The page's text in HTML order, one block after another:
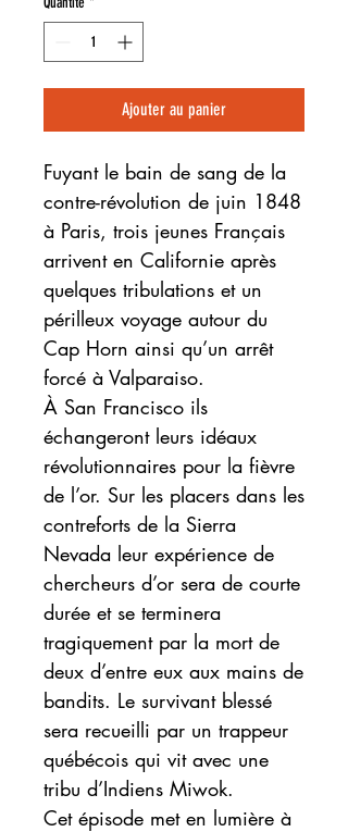
Ajouter au panier
Fuyant le bain de sang de la
contre-révolution de juin 1848
à Paris, trois jeunes Français
arrivent en Californie après
quelques tribulations et un
périlleux voyage autour du
Cap Horn ainsi qu’un arrêt
forcé à Valparaiso.
À San Francisco ils
échangeront leurs idéaux
révolutionnaires pour la fièvre
de l’or. Sur les placers dans les
contreforts de la Sierra
Nevada leur expérience de
chercheurs d’or sera de courte
durée et se terminera
tragiquement par la mort de
deux d’entre eux aux mains de
bandits. Le survivant blessé
sera recueilli par un trappeur
québécois qui vit avec une
tribu d’Indiens Miwok.
Cet épisode met en lumière à